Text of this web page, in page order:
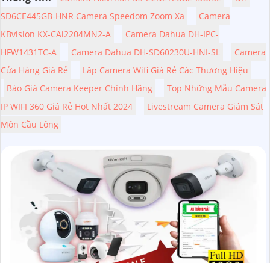
SD6CE445GB-HNR Camera Speedom Zoom Xa
Camera
KBvision KX-CAi2204MN2-A
Camera Dahua DH-IPC-
HFW1431TC-A
Camera Dahua DH-SD60230U-HNI-SL
Camera
Cửa Hàng Giá Rẻ
Lăp Camera Wifi Giá Rẻ Các Thương Hiệu
Báo Giá Camera Keeper Chính Hãng
Top Những Mẫu Camera
IP WIFI 360 Giá Rẻ Hot Nhất 2024
Livestream Camera Giám Sát
Môn Cầu Lông